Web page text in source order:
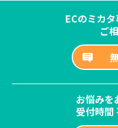
ECのミカ
ご
お悩みを
受付時間